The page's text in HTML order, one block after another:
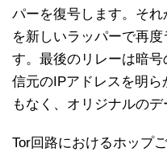
パーを復号します。そ
を新しいラッパーで再
す。最後のリレーは暗
信元のIPアドレスを明ら
もなく、オリジナルのデ
Tor回路におけるホップ